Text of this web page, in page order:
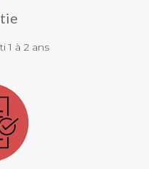
1 à 2 ans